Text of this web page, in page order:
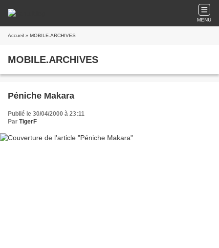
MENU
Accueil » MOBILE.ARCHIVES
MOBILE.ARCHIVES
Péniche Makara
Publié le 30/04/2000 à 23:11
Par TigerF